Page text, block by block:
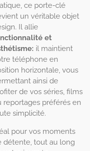
ce porte-clé
un véritable objet
Il allie
et
il maintient
téléphone en
horizontale, vous
ainsi de
de vos séries, films
reportages préférés en
simplicité.
pour vos moments
détente, tout au long